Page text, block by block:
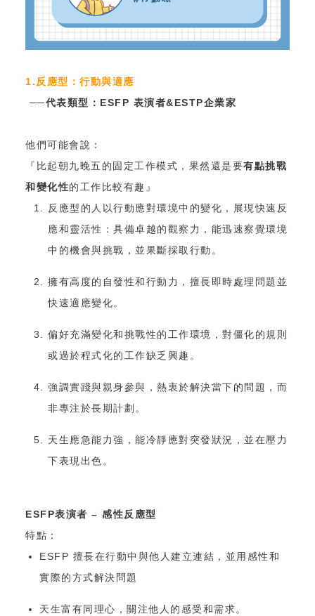
1.反應型：行動與適應
──代表類型：ESFP 表演者&ESTP企業家
他們可能會說：
『比起朝九晚五的固定工作模式，果然還是要有點挑戰
和變化性的工作比較有趣』
反應型的人以行動應對環境中的變化，展現快速反
應和靈活性：具備卓越的觀察力，能迅速察覺環境
中的機會與挑戰，並果斷採取行動。
擁有高度的自發性和行動力，擅長即時處理問題並
快速適應變化。
偏好充滿變化和挑戰性的工作環境，對僵化的規則
或過於程式化的工作缺乏興趣。
強調實踐與親身參與，熱衷於解決當下的問題，而
非專注於長期計劃。
天生應急能力強，能冷靜應對突發狀況，並在壓力
下表現出色。
ESFP表演者 – 感性反應型
特點：
ESFP 擅長在行動中與他人建立連結，並用感性和
實際的方式解決問題
天生富有同理心，關注他人的感受和需求。